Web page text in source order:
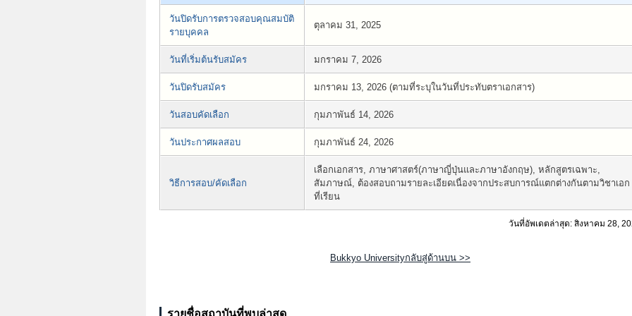
วันปิดรับการตรวจสอบคุณสมบัติ
รายบุคคล
ตุลาคม 31, 2025
วันที่เริ่มต้นรับสมัคร มกราคม 7, 2026
วันปิดรับสมัคร มกราคม 13, 2026 (ตามที่ระบุในวันที่ประทับตราเอกสาร)
วันสอบคัดเลือก กุมภาพันธ์ 14, 2026
วันประกาศผลสอบ กุมภาพันธ์ 24, 2026
วิธีการสอบ/คัดเลือก
เลือกเอกสาร, ภาษาศาสตร์(ภาษาญี่ปุ่นและภาษาอังกฤษ), หลักสูตรเฉพาะ,
สัมภาษณ์, ต้องสอบถามรายละเอียดเนื่องจากประสบการณ์แตกต่างกันตามวิชาเอก
ที่เรียน
วันที่อัพเดตล่าสุด: สิงหาคม 28,
Bukkyo Universityกลับสู่ด้านบน >>
รายชื่อสถาบันที่พบล่าสุด